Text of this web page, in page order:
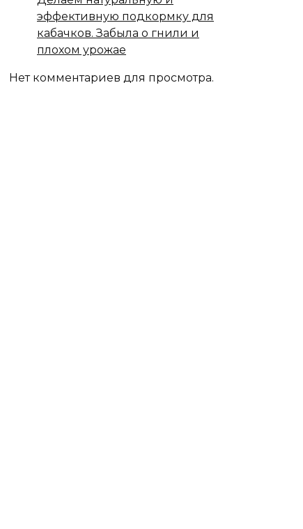
эффективную подкормку для
кабачков. Забыла о гнили и
плохом урожае
Нет комментариев для просмотра.